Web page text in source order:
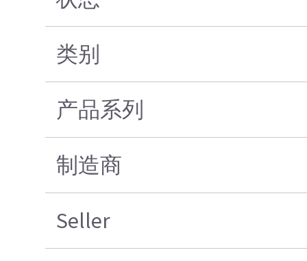
类别
产品系列
制造商
Seller